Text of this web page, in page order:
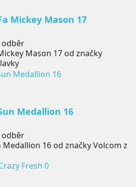
Mickey Mason 17
odběr
Mason 17 od značky
Medallion 16
odběr
Medallion 16 od značky Volcom z